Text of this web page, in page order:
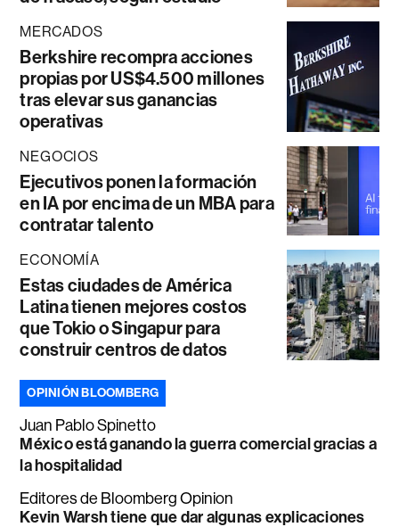
MERCADOS
Berkshire recompra acciones
propias por US$4.500 millones
tras elevar sus ganancias
operativas
NEGOCIOS
Ejecutivos ponen la formación
en IA por encima de un MBA para
contratar talento
ECONOMÍA
Estas ciudades de América
Latina tienen mejores costos
que Tokio o Singapur para
construir centros de datos
OPINIÓN BLOOMBERG
Juan Pablo Spinetto
México está ganando la guerra comercial gracias a
la hospitalidad
Editores de Bloomberg Opinion
Kevin Warsh tiene que dar algunas explicaciones